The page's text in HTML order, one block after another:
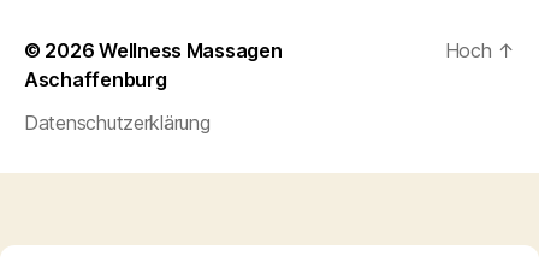
© 2026Wellness Massagen
Aschaffenburg
Datenschutzerklärung
Hoch ↑